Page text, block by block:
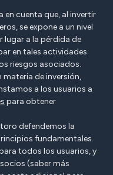
en cuenta que, al invertir
se expone a un nivel
lugar a la pérdida de
en tales actividades
riesgos asociados.
de inversión,
a los usuarios a
para obtener
defendemos la
fundamentales.
todos los usuarios, y
(saber más